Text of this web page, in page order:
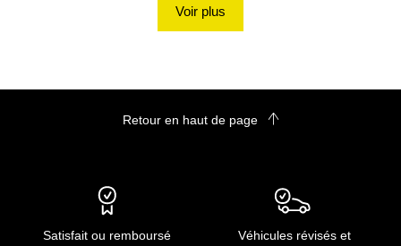
correspondant à vos besoins, nous vous proposons d'utiliser
notre rubrique de recherche personnalisée ! Découvrez les
Voir plus
Retour en haut de page
Satisfait ou remboursé
Véhicules révisés et